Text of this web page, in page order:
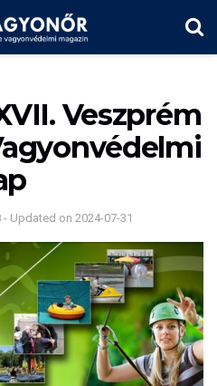
Veszprém
- Updated on 2024-07-31